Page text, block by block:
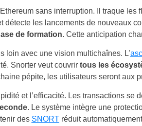
sans interruption. Il traque les
détecte les lancements de nouveaux
de formation. Cette anticipation
loin avec une vision multichaînes. L’
Snorter veut couvrir tous les
pépite, les utilisateurs seront aux
et l’efficacité. Les transactions se
. Le système intègre une
des SNORTréduit